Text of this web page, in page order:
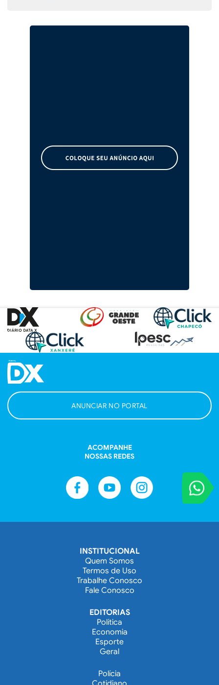
VOCÊ
Entre em
ANUNCIAR NO PORTAL
ACOMPANHE
NOSSAS REDES
INSTITUCIONAL
Quem Somos
Termos de Uso
Trabalhe Conosco
Fale Conosco
EDITORIAS
Política
Economia
Esporte
Geral
Polícia